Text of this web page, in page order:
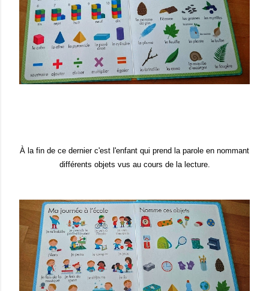
À la fin de ce dernier c'est l'enfant qui prend la parole en nommant
différents objets vus aucours de la lecture.